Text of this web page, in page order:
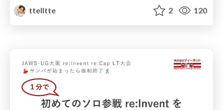
ttelltte
2 120